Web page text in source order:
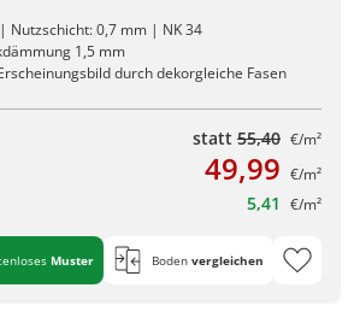
Nutzschicht: 0,7 mm | NK 34
1,5 mm
durch dekorgleiche Fasen
statt 55,40 €/m²
49,99 €/m²
5,41 €/m²
Muster Boden vergleichen